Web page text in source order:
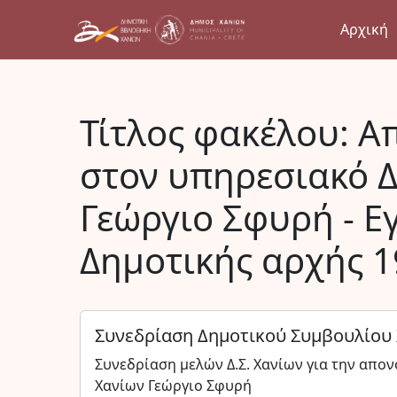
Αρχική
Τίτλος φακέλου:
στον υπηρεσιακό
Γεώργιο Σφυρή -
Δημοτικής αρχής
Συνεδρίαση Δημοτικού
Συνεδρίαση μελών Δ.Σ. Χανίων για την
Χανίων Γεώργιο Σφυρή